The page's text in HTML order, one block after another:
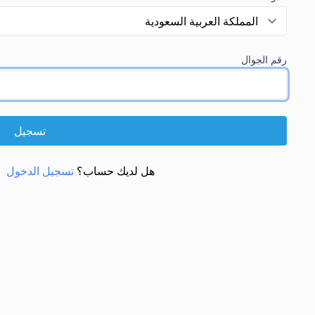
رقم الجوال
تسجيل
هل لديك حساب؟ تسجيل الدخول